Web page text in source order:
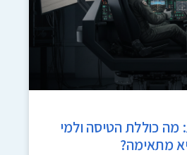
מה כוללת הטיסה ולמי
מתאימה?